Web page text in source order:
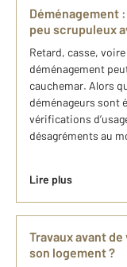
Déménagement
peu scrupuleux
Retard, casse,
déménagement
cauchemar. Alors
déménageurs sont
vérifications
désagréments au
Lire plus
Travaux avant
son logement ?